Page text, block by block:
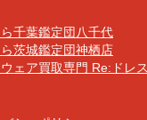
千葉鑑定団八千代
茨城鑑定団神栖店
ェア買取専門 Re:ドレ